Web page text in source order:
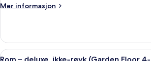
balkong
4-
6/F)
Mer informasjon
Mer
–
superior,
ikke-
Åpne
Rom –
8
Rom – deluxe, ikke-røyk (Garden Floor